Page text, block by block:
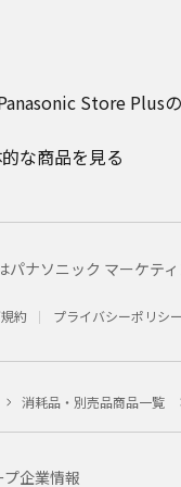
Store Plus
な商品を見る
ナソニック マーケテ
約 プライバシーポリシー
消耗品・別売品商品一覧
プ企業情報